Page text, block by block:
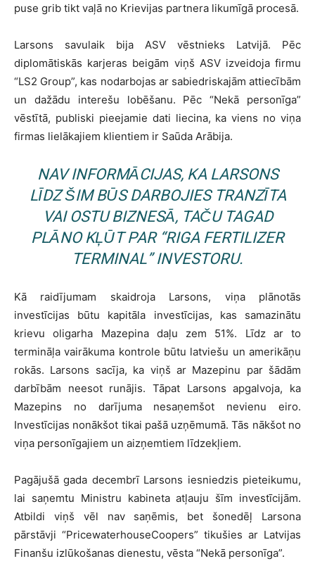
puse grib tikt vaļā no Krievijas partnera likumīgā procesā.
Larsons savulaik bija ASV vēstnieks Latvijā. Pēc
diplomātiskās karjeras beigām viņš ASV izveidoja firmu
“LS2 Group”, kas nodarbojas ar sabiedriskajām attiecībām
un dažādu interešu lobēšanu. Pēc “Nekā personīga”
vēstītā, publiski pieejamie dati liecina, ka viens no viņa
firmas lielākajiem klientiem ir Saūda Arābija.
NAV INFORMĀCIJAS, KA LARSONS
LĪDZ ŠIM BŪS DARBOJIES TRANZĪTA
VAI OSTU BIZNESĀ, TAČU TAGAD
PLĀNO KĻŪT PAR “RIGA FERTILIZER
TERMINAL” INVESTORU.
Kā raidījumam skaidroja Larsons, viņa plānotās
investīcijas būtu kapitāla investīcijas, kas samazinātu
krievu oligarha Mazepina daļu zem 51%. Līdz ar to
termināļa vairākuma kontrole būtu latviešu un amerikāņu
rokās. Larsons sacīja, ka viņš ar Mazepinu par šādām
darbībām neesot runājis. Tāpat Larsons apgalvoja, ka
Mazepins no darījuma nesaņemšot nevienu eiro.
Investīcijas nonākšot tikai pašā uzņēmumā. Tās nākšot no
viņa personīgajiem un aizņemtiem līdzekļiem.
Pagājušā gada decembrī Larsons iesniedzis pieteikumu,
lai saņemtu Ministru kabineta atļauju šīm investīcijām.
Atbildi viņš vēl nav saņēmis, bet šonedēļ Larsona
pārstāvji “PricewaterhouseCoopers” tikušies ar Latvijas
Finanšu izlūkošanas dienestu, vēsta “Nekā personīga”.